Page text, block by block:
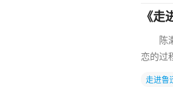
《走
陈漱
恋的过
走进鲁